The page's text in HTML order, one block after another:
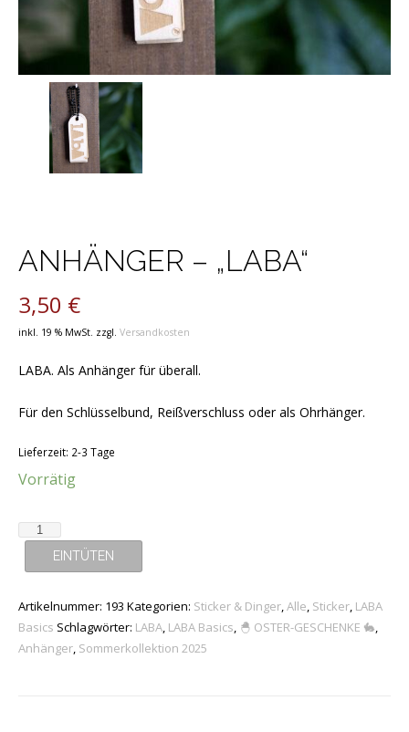
ANHÄNGER – „LABA“
3,50 €
inkl. 19 % MwSt. zzgl. Versandkosten
LABA. Als Anhänger für überall.
Für den Schlüsselbund, Reißverschluss oder als Ohrhänger.
Lieferzeit: 2-3 Tage
Vorrätig
Anhänger
"LABA"
EINTÜTEN
Artikelnummer: 193 Kategorien: Sticker & Dinger Alle Sticker LABA
Basics Schlagwörter: LABA LABA Basics 🐣 OSTER-GESCHENKE 🐇
Anhänger Sommerkollektion 2025